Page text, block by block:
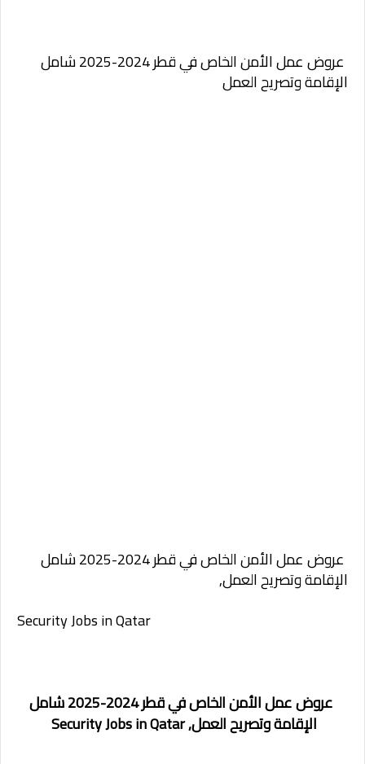
عروض عمل الأمن الخاص في قطر 2024-2025 شامل
الإقامة وتصريح العمل
عروض عمل الأمن الخاص في قطر 2024-2025 شامل
الإقامة وتصريح العمل,
Security Jobs in Qatar
عروض عمل الأمن الخاص في قطر 2024-2025 شامل
الإقامة وتصريح العمل,Security Jobs in Qatar